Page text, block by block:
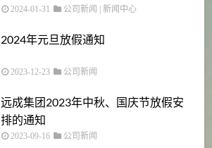
2024-01-31 公司新闻 | 新闻中心
2024年元旦放假通知
2023-12-23 公司新闻
远成集团2023年中秋、国庆节放假安
排的通知
2023-09-16 公司新闻